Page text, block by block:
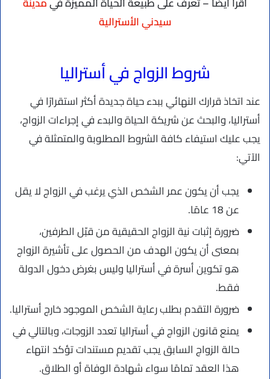
سيدني الأسترالية
شروط الزواج في أستراليا
عند اتخاذ قرارك النهائي ببدء حياة جديدة أكثر استقرارًا في
أستراليا، والبحث عن شريكة الحياة والبدء في إجراءات الزواج،
يجب عليك استيفاء كافة الشروط المطلوبة والمتمثلة في
الآتي:
يجب أن يكون عمر الشخص الذي يرغب في الزواج لا يقل
عن 18 عامًا.
ضرورة إثبات نية الزواج الحقيقية من قبّل الطرفين،
بمعنى أن يكون الهدف من الحصول على تأشيرة الزواج
هو تكوين أسرة في أستراليا وليس بغرض دخول الدولة
فقط.
ضرورة التقدم بطلب رعاية الشخص الموجود خارج أستراليا.
يمنع قانون الزواج في أستراليا تعدد الزوجات، وبالتالي في
حالة الزواج السابق يجب تقديم مستندات تؤكد انتهاء
هذا العقد تمامًا سواء شهادة الوفاة أو الطلاق.